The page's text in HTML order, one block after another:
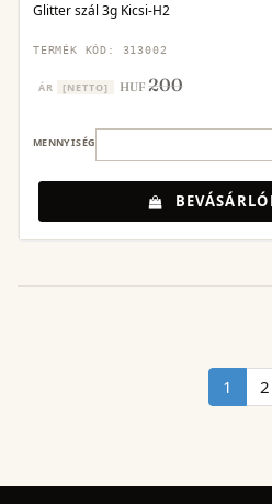
Glitter szál 3g Kicsi-H2
TERMÉK KÓD: 313002
ÁR [NETTO] HUF200
MENNYISÉG
1 2